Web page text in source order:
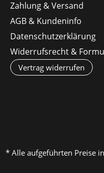
Zahlung & Versand
AGB & Kundeninfo
Datenschutzerklärung
Widerrufsrecht &
Vertrag widerrufen
* Alle aufgeführten Preise